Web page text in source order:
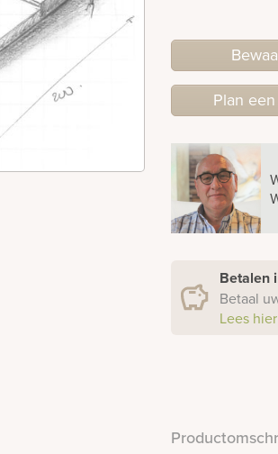
Plan een
Betalen
Betaal
Lees